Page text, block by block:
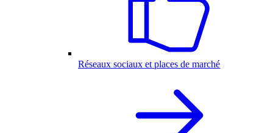
Réseaux sociaux et places de marché